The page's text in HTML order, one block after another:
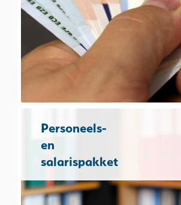
Personeels-
en
salarispakket